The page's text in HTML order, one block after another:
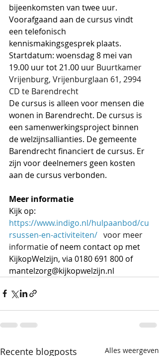
bijeenkomsten van twee uur.
Voorafgaand aan de cursus vindt
een telefonisch
kennismakingsgesprek plaats.
Startdatum: woensdag 8 mei van
19.00 uur tot 21.00 uur Buurtkamer
Vrijenburg, Vrijenburglaan 61, 2994
CD te Barendrecht
De cursus is alleen voor mensen die
wonen in Barendrecht. De cursus is
een samenwerkingsproject binnen
de welzijnsallianties. De gemeente
Barendrecht financiert de cursus. Er
zijn voor deelnemers geen kosten
aan de cursus verbonden.
Meer informatie
Kijk op:
https://www.indigo.nl/hulpaanbod/cu
rsussen-en-activiteiten/ voor meer
informatie of neem contact op met
KijkopWelzijn, via 0180 691 800 of
mantelzorg@kijkopwelzijn.nl
Recente blogposts Alles weergeven